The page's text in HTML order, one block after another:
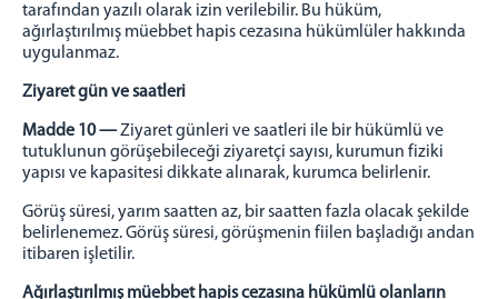
tarafından yazılı olarak izin verilebilir. Bu hüküm,
ağırlaştırılmış müebbet hapis cezasına hükümlüler hakkında
uygulanmaz.
Ziyaret gün ve saatleri
Madde 10 —Ziyaret günleri ve saatleri ile bir hükümlü ve
tutuklunun görüşebileceği ziyaretçi sayısı, kurumun fiziki
yapısı ve kapasitesi dikkate alınarak, kurumca belirlenir.
Görüş süresi, yarım saatten az, bir saatten fazla olacak şekilde
belirlenemez. Görüş süresi, görüşmenin fiilen başladığı andan
itibaren işletilir.
Ağırlaştırılmış müebbet hapis cezasına hükümlü olanların